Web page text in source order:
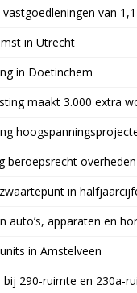
van
in Utrecht
in Doetinchem
maakt 3.000 extra
beroepsrecht
in
auto’s, apparaten en
in Amstelveen
290-ruimte en 230a-